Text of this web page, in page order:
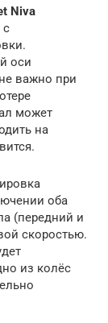
Niva
с
оси
важно при
может
на
оба
(передний и
скоростью.
из колёс